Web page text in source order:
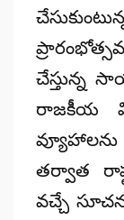
చేస్తున్న
రాజకీయ
తర్వాత
వచ్చే